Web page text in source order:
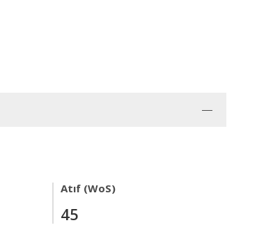
Atıf (WoS)
45